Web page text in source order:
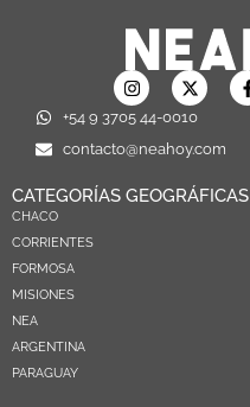
+54 9 3705 44-0010
contacto@neahoy.com
CATEGORÍAS GEOGRÁFICAS
CHACO
CORRIENTES
FORMOSA
MISIONES
NEA
ARGENTINA
PARAGUAY